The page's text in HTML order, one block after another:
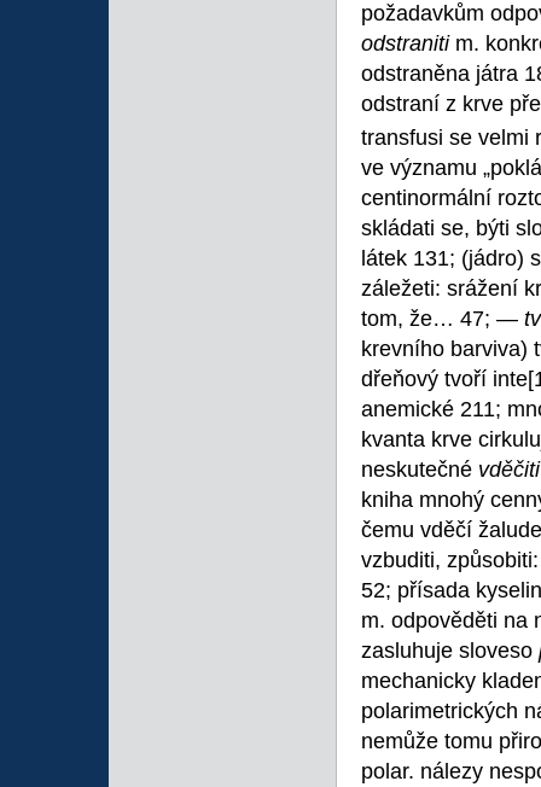
požadavkům
odstraniti m.
odstraněna játra
odstraní z krve
transfusi se
ve významu
centinormální
skládati se, býti
látek 131; (jádro)
záležeti: srážení
tom, že… 47; —
krevního barviva)
dřeňový tvoří inte
anemické 211;
kvanta krve
neskutečné
kniha mnohý
čemu vděčí
vzbuditi,
52; přísada
m. odpověděti na
zasluhuje sloveso
mechanicky
polarimetrických
nemůže tomu
polar. nálezy